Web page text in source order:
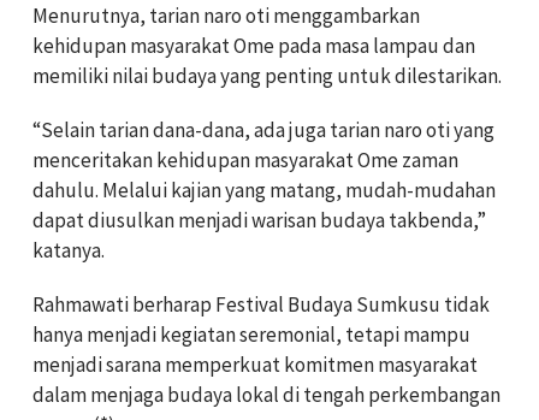
Menurutnya, tarian naro oti menggambarkan
kehidupan masyarakat Ome pada masa lampau dan
memiliki nilai budaya yang penting untuk dilestarikan.
“Selain tarian dana-dana, ada juga tarian naro oti yang
menceritakan kehidupan masyarakat Ome zaman
dahulu. Melalui kajian yang matang, mudah-mudahan
dapat diusulkan menjadi warisan budaya takbenda,”
katanya.
Rahmawati berharap Festival Budaya Sumkusu tidak
hanya menjadi kegiatan seremonial, tetapi mampu
menjadi sarana memperkuat komitmen masyarakat
dalam menjaga budaya lokal di tengah perkembangan